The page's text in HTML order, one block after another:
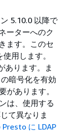
5.10.0 以降で
ーターへのク
ます。このセ
用します。
あります。ま
暗号化を有効
があります。
は、使用する
て異なりま
に LDAP